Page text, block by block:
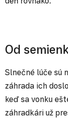
Od
Slnečné lúče sú
záhrada ich
keď sa vonku
záhradkári už